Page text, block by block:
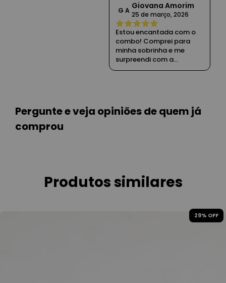
G A Giovana Amorim
25 de março, 2026
Estou encantada com o
combo! Comprei para
minha sobrinha e me
surpreendi com a
qualidade das peças,
Pergunte e veja opiniões de quem já
comprou
Produtos similares
29% OFF